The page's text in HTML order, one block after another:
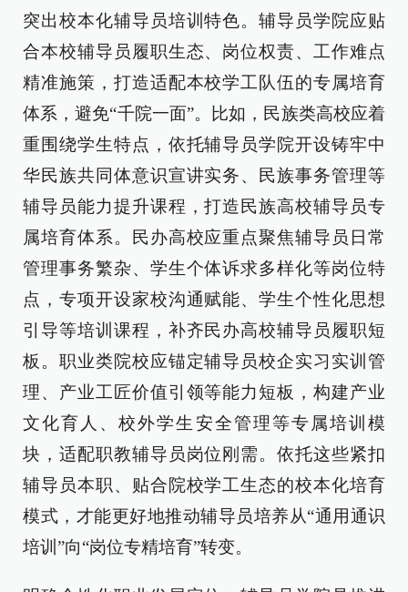
突出校本化辅导员培训特色。辅导员学院应贴
合本校辅导员履职生态、岗位权责、工作难点
精准施策，打造适配本校学工队伍的专属培育
体系，避免“千院一面”。比如，民族类高校应着
重围绕学生特点，依托辅导员学院开设铸牢中
华民族共同体意识宣讲实务、民族事务管理等
辅导员能力提升课程，打造民族高校辅导员专
属培育体系。民办高校应重点聚焦辅导员日常
管理事务繁杂、学生个体诉求多样化等岗位特
点，专项开设家校沟通赋能、学生个性化思想
引导等培训课程，补齐民办高校辅导员履职短
板。职业类院校应锚定辅导员校企实习实训管
理、产业工匠价值引领等能力短板，构建产业
文化育人、校外学生安全管理等专属培训模
块，适配职教辅导员岗位刚需。依托这些紧扣
辅导员本职、贴合院校学工生态的校本化培育
模式，才能更好地推动辅导员培养从“通用通识
培训”向“岗位专精培育”转变。